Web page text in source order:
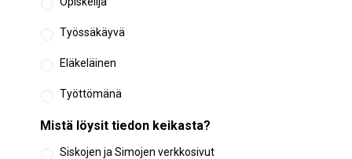
Työssäkäyvä
Eläkeläinen
Työttömänä
Mistä löysit tiedon keikasta?
Siskojen ja Simojen verkkosivut